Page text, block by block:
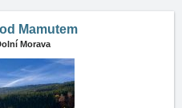
Mamutem
Morava